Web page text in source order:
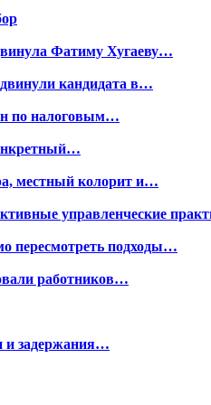
Фатиму Хугаеву…
кандидата в…
по налоговым…
местный колорит и…
управленческие
пересмотреть подходы…
работников…
и задержания…